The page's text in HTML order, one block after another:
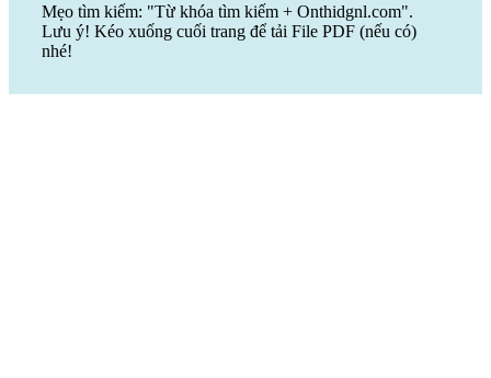
Mẹo tìm kiếm: "Từ khóa tìm kiếm + Onthidgnl.com".
Lưu ý! Kéo xuống cuối trang để tải File PDF (nếu có)
nhé!